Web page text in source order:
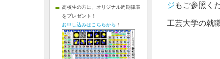
高校生の方に、オリジナル周期律表
をプレゼント！
お申し込みはこちらから ！
ジ もご参照く
工芸大学の就